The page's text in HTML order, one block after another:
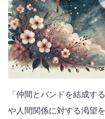
「仲間とバンドを結成す
や人間関係に対する渇望